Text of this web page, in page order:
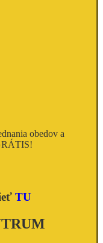
obedov a
TU